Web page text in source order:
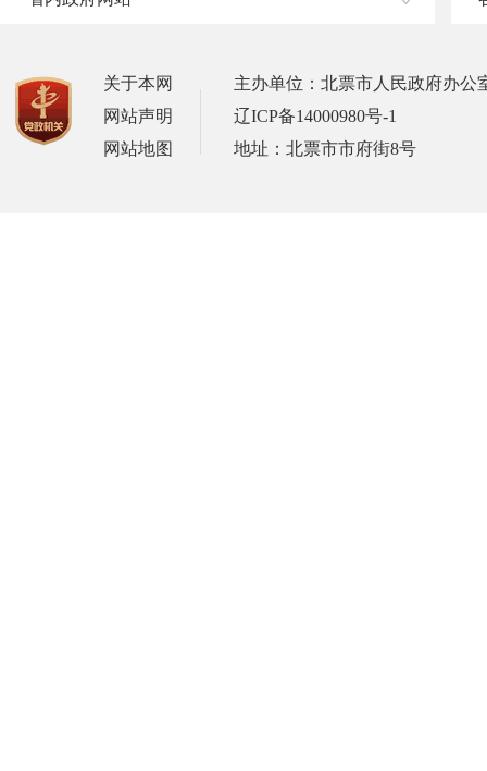
关于本网
网站声明
网站地图
主办单位：北票市人民政府办公
辽ICP备14000980号-1
地址：北票市市府街8号